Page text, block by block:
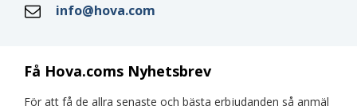
Få Hova.coms Nyhetsbrev
För att få de allra senaste och bästa erbjudanden så anmäl
info@hova.com